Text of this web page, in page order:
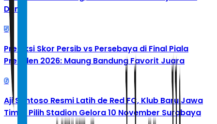
Dunia
5
Prediksi Skor Persib vs Persebaya di Final Piala
Presiden 2026: Maung Bandung Favorit Juara
6
Aji Santoso Resmi Latih de Red FC, Klub Baru Jawa
Timur Pilih Stadion Gelora 10 November Surabaya